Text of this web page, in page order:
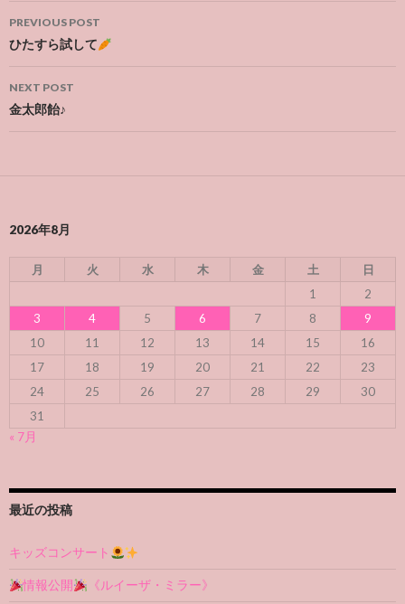
Post
navigation
PREVIOUS POST
ひたすら試して
NEXT POST
金太郎飴♪
2026年8月
月 火 水 木 金 土
日
1
2
3
4 5 6 7 8
9
10
11 12 13 14 15
16
17
18 19 20 21 22
23
24
25 26 27 28 29
30
31
« 7月
最近の投稿
キッズコンサート
情報公開 《ルイーザ・ミラー》